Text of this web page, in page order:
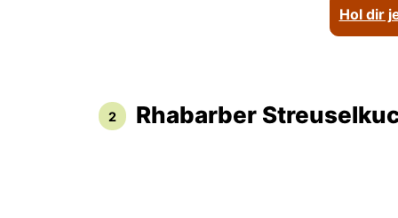
Hol dir
Rhabarber